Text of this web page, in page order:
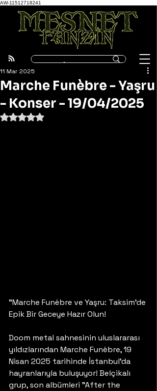
AW-11512718241
Marche Funèbre - Yaşru
- Konser - 19/04/2025
11 Mar 2025
5 üzerinden NaN yıldız
"Marche Funèbre ve Yaşru: Taksim'de
Epik Bir Geceye Hazır Olun!
Doom metal sahnesinin uluslararası
yıldızlarından Marche Funèbre, 19
Nisan 2025 tarihinde İstanbul'da
hayranlarıyla buluşuyor! Belçikalı
grup, son albümleri "After the